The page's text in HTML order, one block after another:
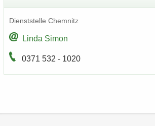
Dienst­stel­le Chem­nitz
Linda Simon
0371 532 - 1020